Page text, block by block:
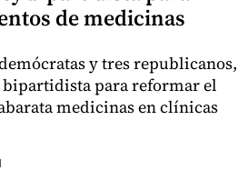
de medicinas
y tres republicanos,
para reformar el
medicinas en clínicas